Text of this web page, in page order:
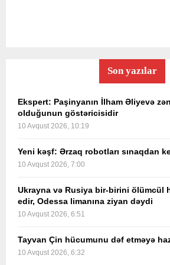
Son yazılar
Ekspert: Paşinyanın İlham Əliyevə
olduğunun göstəricisidir
10 Avqust 2026, 10:19
Yeni kəşf: Ərzaq robotları sınaqdan
10 Avqust 2026, 7:00
Ukrayna və Rusiya bir-birini ölümcül
edir, Odessa limanına ziyan dəydi
10 Avqust 2026, 6:51
Tayvan Çin hücumunu dəf etməyə
10 Avqust 2026, 6:32